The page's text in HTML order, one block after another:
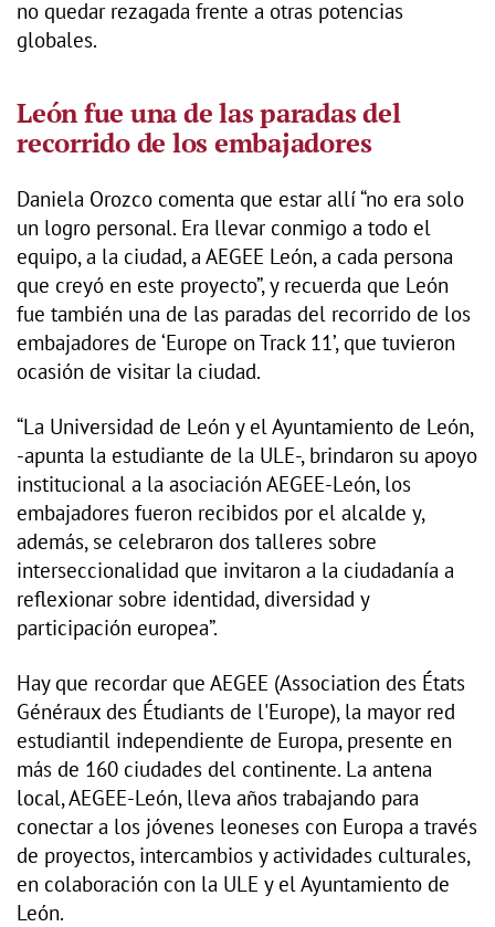
no quedar rezagada frente a otras potencias
globales.
León fue una de las paradas del
recorrido de los embajadores
Daniela Orozco comenta que estar allí “no era solo
un logro personal. Era llevar conmigo a todo el
equipo, a la ciudad, a AEGEE León, a cada persona
que creyó en este proyecto”, y recuerda que León
fue también una de las paradas del recorrido de los
embajadores de ‘Europe on Track 11’, que tuvieron
ocasión de visitar la ciudad.
“La Universidad de León y el Ayuntamiento de León,
-apunta la estudiante de la ULE-, brindaron su apoyo
institucional a la asociación AEGEE-León, los
embajadores fueron recibidos por el alcalde y,
además, se celebraron dos talleres sobre
interseccionalidad que invitaron a la ciudadanía a
reflexionar sobre identidad, diversidad y
participación europea”.
Hay que recordar que AEGEE (Association des États
Généraux des Étudiants de l'Europe), la mayor red
estudiantil independiente de Europa, presente en
más de 160 ciudades del continente. La antena
local, AEGEE-León, lleva años trabajando para
conectar a los jóvenes leoneses con Europa a través
de proyectos, intercambios y actividades culturales,
en colaboración con la ULE y el Ayuntamiento de
León.